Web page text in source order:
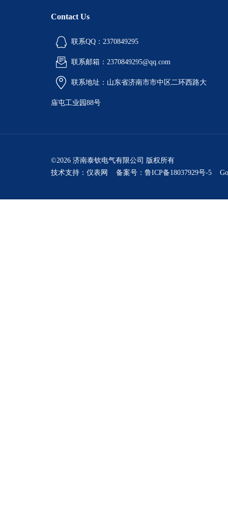
Contact Us
联系QQ：2370849295
联系邮箱：2370849295@qq.com
联系地址：山东省济南市市中区二环西路大
庙屯工业园88号
©2026 济南泰钦电气有限公司 版权所有
技术支持： 仪表网 备案号：鲁ICP备18037929号-5